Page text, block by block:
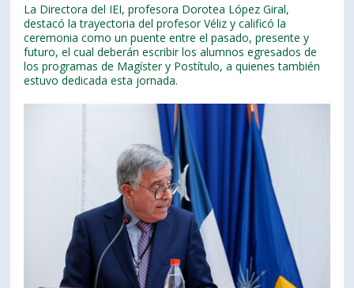
La Directora del IEI, profesora Dorotea López Giral,
destacó la trayectoria del profesor Véliz y calificó la
ceremonia como un puente entre el pasado, presente y
futuro, el cual deberán escribir los alumnos egresados de
los programas de Magíster y Postítulo, a quienes también
estuvo dedicada esta jornada.